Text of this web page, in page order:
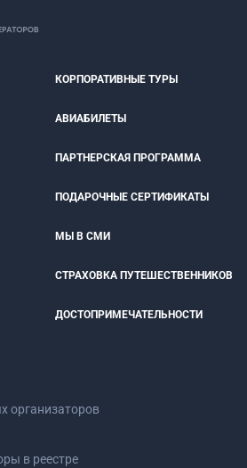
КОРПОРАТИВНЫЕ ТУРЫ
АВИАБИЛЕТЫ
ПАРТНЕРСКАЯ ПРОГРАММА
ПОДАРОЧНЫЕ СЕРТИФИКАТЫ
МЫ В СМИ
СТРАХОВКА ПУТЕШЕСТВЕННИКОВ
ДОСТОПРИМЕЧАТЕЛЬНОСТИ
организаторов
в реестре